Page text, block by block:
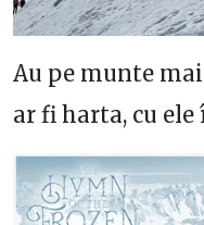
Au pe munte
ar fi harta, cu